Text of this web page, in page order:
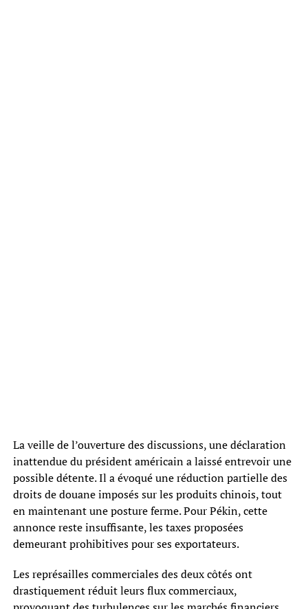
La veille de l’ouverture des discussions, une déclaration
inattendue du président américain a laissé entrevoir une
possible détente. Il a évoqué une réduction partielle des
droits de douane imposés sur les produits chinois, tout
en maintenant une posture ferme. Pour Pékin, cette
annonce reste insuffisante, les taxes proposées
demeurant prohibitives pour ses exportateurs.
Les représailles commerciales des deux côtés ont
drastiquement réduit leurs flux commerciaux,